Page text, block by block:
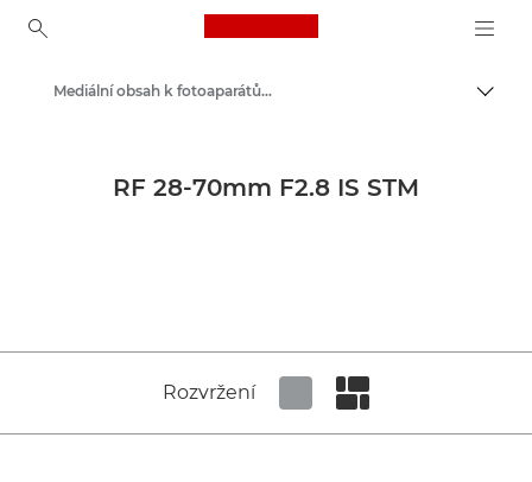
Canon Logo, back to
Tiskové centrum
Mediální obsah k fotoaparátům a příslušenstvím – tiskové centrum Canon
RF 28-70mm F2.8 IS STM
Rozvržení